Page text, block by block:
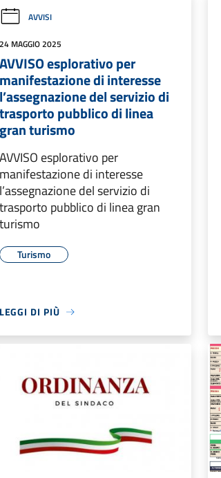
AVVISI
MAGGIO 2025
esplorativo per
di interesse
del servizio di
pubblico di linea
turismo
esplorativo per
di interesse
del servizio di
pubblico di linea gran
Turismo
DI PIÙ